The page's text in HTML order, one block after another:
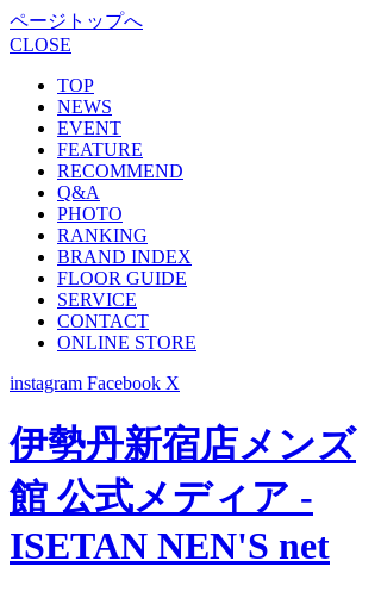
ページトップへ
CLOSE
TOP
NEWS
EVENT
FEATURE
RECOMMEND
Q&A
PHOTO
RANKING
BRAND INDEX
FLOOR GUIDE
SERVICE
CONTACT
ONLINE STORE
instagram Facebook X
伊勢丹新宿店メンズ
館 公式メディア -
ISETAN NEN'S net